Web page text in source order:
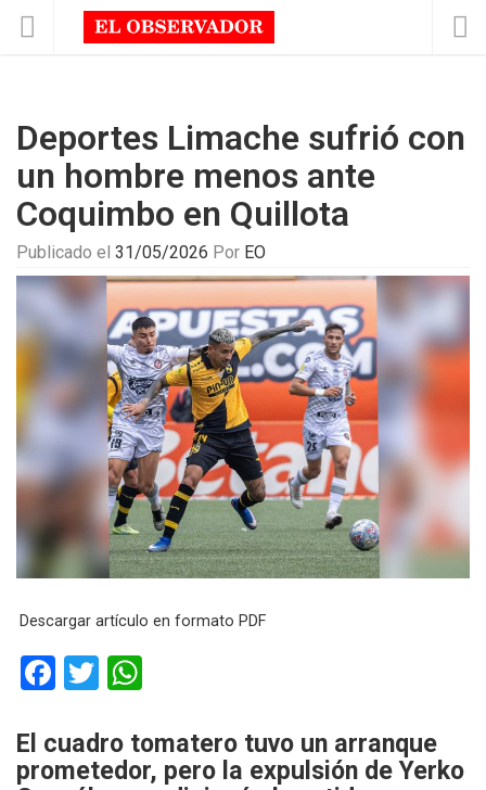
Deportes Limache sufrió con
un hombre menos ante
Coquimbo en Quillota
Publicado el 31/05/2026 Por EO
Descargar artículo en formato PDF
F
ce
b
T
tt
er
at
s
El cuadro tomatero tuvo un arranque
prometedor, pero la expulsión de Yerko